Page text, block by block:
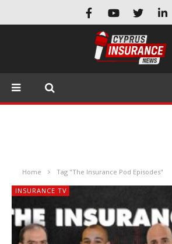
Home Tag "The Insurance Pod Episodes"
INSURANCE TV